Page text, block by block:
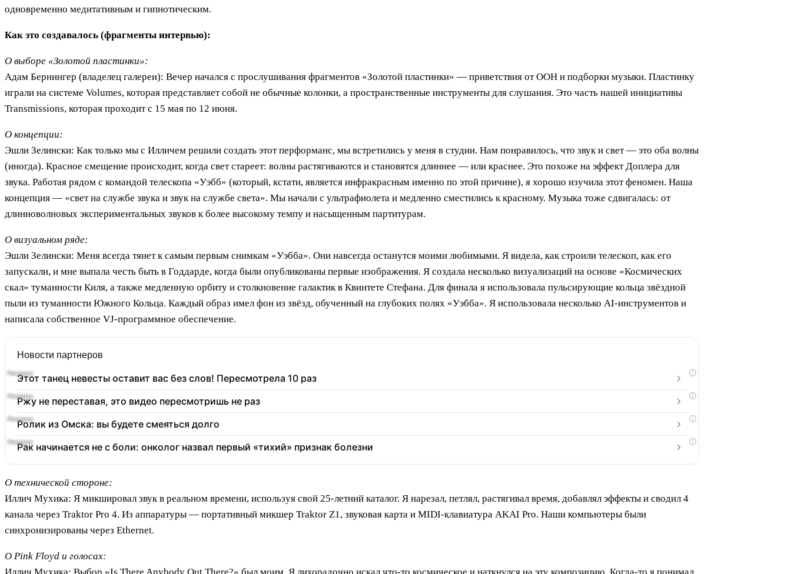
одновременно медитативным и гипнотическим.
Как это создавалось (фрагменты интервью):
О выборе «Золотой пластинки»:
Адам Бернингер (владелец галереи): Вечер начался с прослушивания фрагментов «Золотой пластинки» — приветствия от ООН и подборки музыки. Пластинку
играли на системе Volumes, которая представляет собой не обычные колонки, а пространственные инструменты для слушания. Это часть нашей инициативы
Transmissions, которая проходит с 15 мая по 12 июня.
О концепции:
Эшли Зелински: Как только мы с Илличем решили создать этот перформанс, мы встретились у меня в студии. Нам понравилось, что звук и свет — это оба волны
(иногда). Красное смещение происходит, когда свет стареет: волны растягиваются и становятся длиннее — или краснее. Это похоже на эффект Доплера для
звука. Работая рядом с командой телескопа «Уэбб» (который, кстати, является инфракрасным именно по этой причине), я хорошо изучила этот феномен. Наша
концепция — «свет на службе звука и звук на службе света». Мы начали с ультрафиолета и медленно сместились к красному. Музыка тоже сдвигалась: от
длинноволновых экспериментальных звуков к более высокому темпу и насыщенным партитурам.
О визуальном ряде:
Эшли Зелински: Меня всегда тянет к самым первым снимкам «Уэбба». Они навсегда останутся моими любимыми. Я видела, как строили телескоп, как его
запускали, и мне выпала честь быть в Годдарде, когда были опубликованы первые изображения. Я создала несколько визуализаций на основе «Космических
скал» туманности Киля, а также медленную орбиту и столкновение галактик в Квинтете Стефана. Для финала я использовала пульсирующие кольца звёздной
пыли из туманности Южного Кольца. Каждый образ имел фон из звёзд, обученный на глубоких полях «Уэбба». Я использовала несколько AI-инструментов и
написала собственное VJ-программное обеспечение.
Новости партнеров
i
Этот танец невесты оставит вас без слов! Пересмотрела 10 раз
i
Ржу не переставая, это видео пересмотришь не раз
i
Ролик из Омска: вы будете смеяться долго
i
Рак начинается не с боли: онколог назвал первый «тихий» признак болезни
О технической стороне:
Иллич Мухика: Я микшировал звук в реальном времени, используя свой 25-летний каталог. Я нарезал, петлял, растягивал время, добавлял эффекты и сводил 4
канала через Traktor Pro 4. Из аппаратуры — портативный микшер Traktor Z1, звуковая карта и MIDI-клавиатура AKAI Pro. Наши компьютеры были
синхронизированы через Ethernet.
О Pink Floyd и голосах: